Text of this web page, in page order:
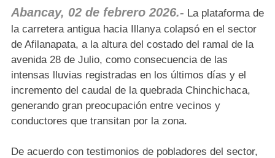
Abancay, 02 de febrero 2026.- La plataforma de
la carretera antigua hacia Illanya colapsó en el sector
de Afilanapata, a la altura del costado del ramal de la
avenida 28 de Julio, como consecuencia de las
intensas lluvias registradas en los últimos días y el
incremento del caudal de la quebrada Chinchichaca,
generando gran preocupación entre vecinos y
conductores que transitan por la zona.
De acuerdo con testimonios de pobladores del sector,